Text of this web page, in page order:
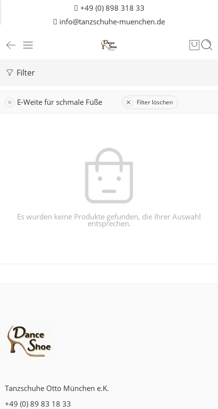
+49 (0) 898 318 33
info@tanzschuhe-muenchen.de
Filter
E-Weite für schmale Füße Filter löschen
Es wurden keine Produkte gefunden, die Ihrer Auswahl
entsprechen.
Tanzschuhe Otto München e.K.
+49 (0) 89 83 18 33